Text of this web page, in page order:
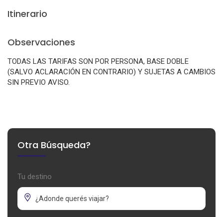
Itinerario
Observaciones
TODAS LAS TARIFAS SON POR PERSONA, BASE DOBLE
(SALVO ACLARACIÓN EN CONTRARIO) Y SUJETAS A CAMBIOS
SIN PREVIO AVISO.
Otra Búsqueda?
Tu destino